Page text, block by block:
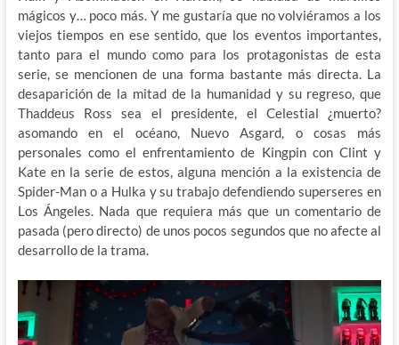
mágicos y… poco más. Y me gustaría que no volviéramos a los
viejos tiempos en ese sentido, que los eventos importantes,
tanto para el mundo como para los protagonistas de esta
serie, se mencionen de una forma bastante más directa. La
desaparición de la mitad de la humanidad y su regreso, que
Thaddeus Ross sea el presidente, el Celestial ¿muerto?
asomando en el océano, Nuevo Asgard, o cosas más
personales como el enfrentamiento de Kingpin con Clint y
Kate en la serie de estos, alguna mención a la existencia de
Spider-Man o a Hulka y su trabajo defendiendo superseres en
Los Ángeles. Nada que requiera más que un comentario de
pasada (pero directo) de unos pocos segundos que no afecte al
desarrollo de la trama.